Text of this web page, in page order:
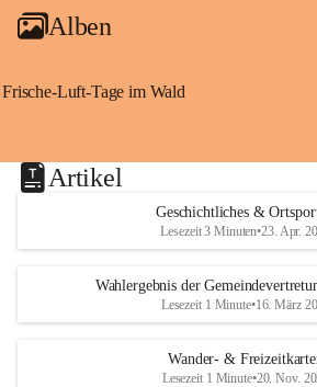
Alben
Frische-Luft-Tage im Wald
Artikel
Geschichtliches &
Lesezeit 3 Minuten•23. Apr.
Wahlergebnis der
Lesezeit 1 Minute•16. März
Wander- &
Lesezeit 1 Minute•20. Nov.